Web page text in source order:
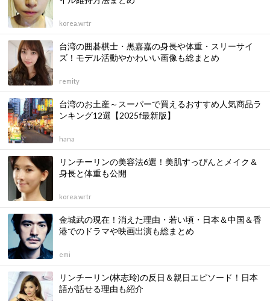
korea.wrtr
台湾の囲碁棋士・黒嘉嘉の身長や体重・スリーサイ
ズ！モデル活動やかわいい画像も総まとめ
remity
台湾のお土産～スーパーで買えるおすすめ人気商品ラ
ンキング12選【2025f最新版】
hana
リンチーリンの美容法6選！美肌すっぴんとメイク＆
身長と体重も公開
korea.wrtr
金城武の現在！消えた理由・若い頃・日本＆中国＆香
港でのドラマや映画出演も総まとめ
emi
リンチーリン(林志玲)の反日＆親日エピソード！日本
語が話せる理由も紹介